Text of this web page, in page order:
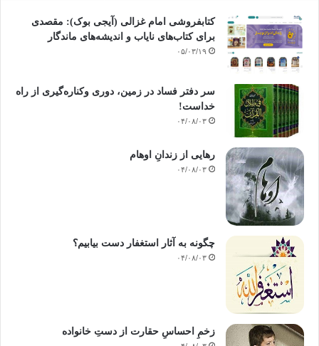
کتابفروشی امام غزالی (آیجی بوک): مقصدی
برای کتاب‌های نایاب و اندیشه‌های ماندگار
۰۵/۰۳/۱۹
سر دفتر فساد در زمین‌، دوری وکناره‌گیری از راه
خداست‌!
۰۴/۰۸/۰۳
رهایی از زندانِ اوهام
۰۴/۰۸/۰۳
چگونه به آثار استغفار دست بیابیم؟
۰۴/۰۸/۰۳
زخمِ احساسِ حقارت از دستِ خانواده